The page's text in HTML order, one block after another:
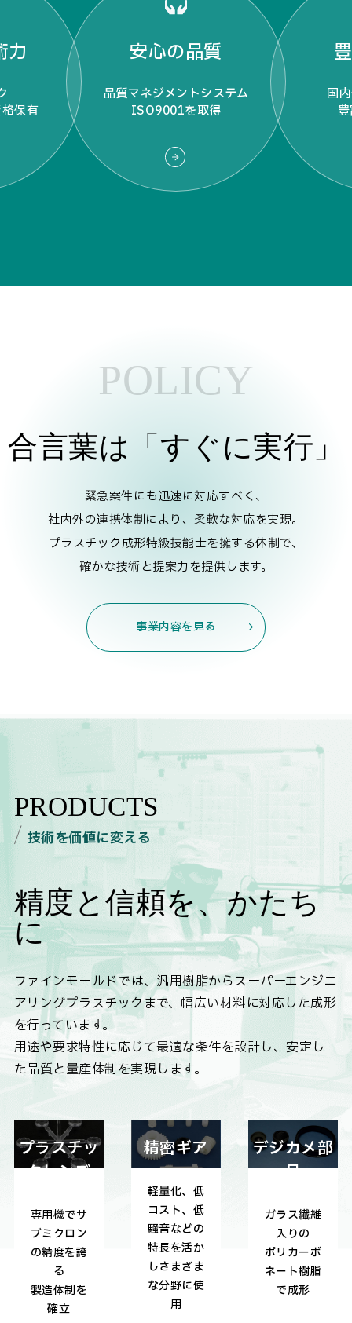
力
保有
安心の品質
品質マネジメントシステム
ISO9001を取得
国
POLICY
合言葉は「すぐに実行」
緊急案件にも迅速に対応すべく、
社内外の連携体制により、柔軟な対応を実現。
プラスチック成形特級技能士を擁する体制で、
確かな技術と提案力を提供します。
事業内容を見る
PRODUCTS
技術を価値に変える
精度と信頼を、かたち
に
ファインモールドでは、汎用樹脂からスーパーエンジニ
アリングプラスチックまで、幅広い材料に対応した成形
を行っています。
用途や要求特性に応じて最適な条件を設計し、安定し
た品質と量産体制を実現します。
プラスチッ
クレンズ
専用機でサ
ブミクロン
の精度を誇
る
製造体制を
確立
精密ギア
軽量化、低
コスト、低
騒音などの
特長を活か
しさまざま
な分野に使
用
デジカメ部
品
ガラス繊維
入りの
ポリカーボ
ネート樹脂
で成形